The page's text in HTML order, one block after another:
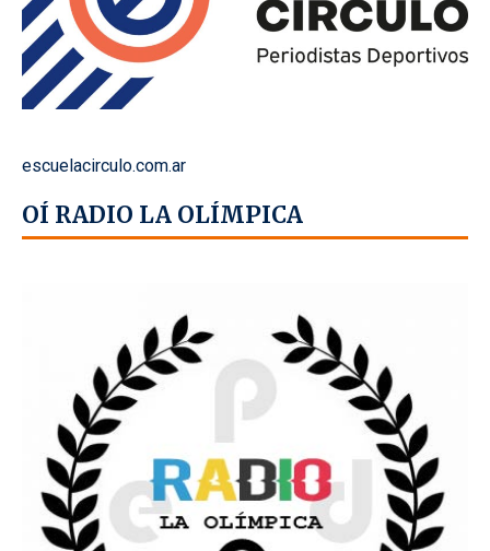
escuelacirculo.com.ar
OÍ RADIO LA OLÍMPICA